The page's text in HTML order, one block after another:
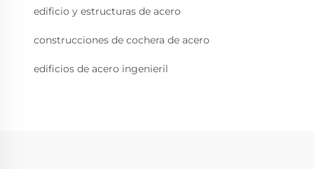
edificio y estructuras de acero
construcciones de cochera de acero
edificios de acero ingenieril